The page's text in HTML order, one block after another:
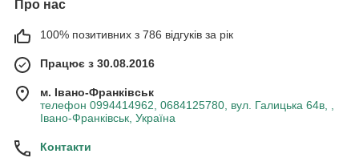
Про нас
100% позитивних з 786 відгуків за рік
Працює з 30.08.2016
м. Івано-Франківськ
телефон 0994414962, 0684125780, вул. Галицька 64в, ,
Івано-Франківськ, Україна
Контакти